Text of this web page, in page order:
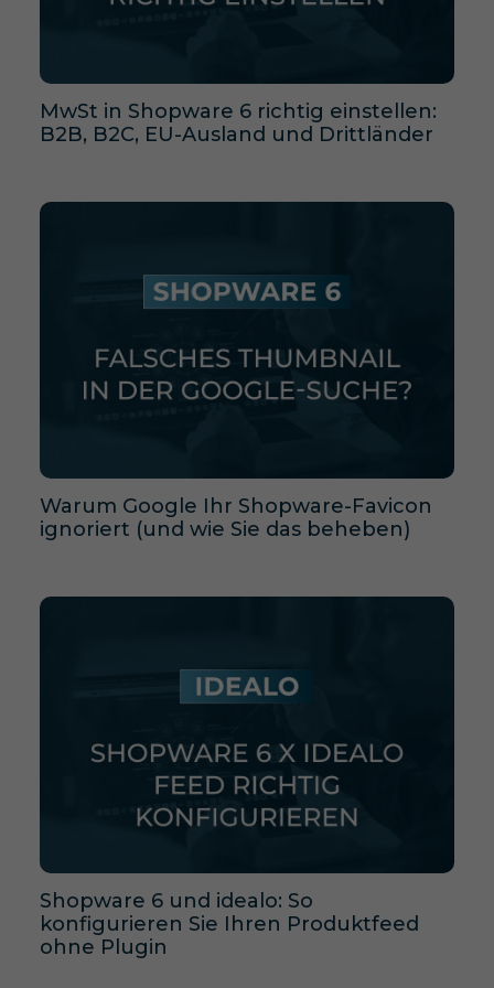
MwSt in Shopware 6 richtig einstellen:
B2B, B2C, EU-Ausland und Drittländer
Warum Google Ihr Shopware-Favicon
ignoriert (und wie Sie das beheben)
Shopware 6 und idealo: So
konfigurieren Sie Ihren Produktfeed
ohne Plugin